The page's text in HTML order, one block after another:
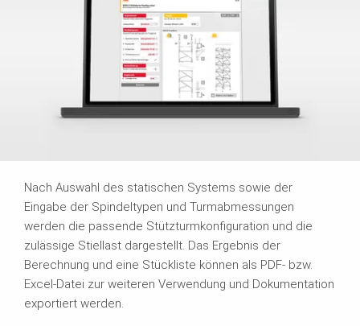
Nach Auswahl des statischen Systems sowie der
Eingabe der Spindeltypen und Turmabmessungen
werden die passende Stützturmkonfiguration und die
zulässige Stiellast dargestellt. Das Ergebnis der
Berechnung und eine Stückliste können als PDF- bzw.
Excel-Datei zur weiteren Verwendung und Dokumentation
exportiert werden.